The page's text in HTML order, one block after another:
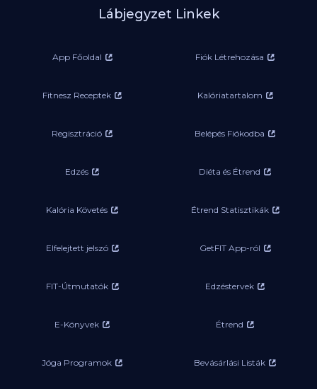
Lábjegyzet Linkek
App Főoldal Fiók Létrehozása
Fitnesz Receptek Kalóriatartalom
Regisztráció Belépés Fiókodba
Edzés Diéta és Étrend
Kalória Követés Étrend Statisztikák
Elfelejtett jelszó GetFIT App-ról
FIT-Útmutatók Edzéstervek
E-Könyvek Étrend
Jóga Programok Bevásárlási Listák